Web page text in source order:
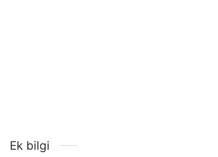
Ek bilgi